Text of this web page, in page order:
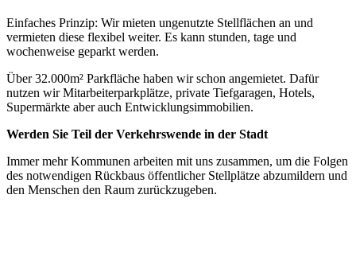
Einfaches Prinzip: Wir mieten ungenutzte Stellflächen an und
vermieten diese flexibel weiter. Es kann stunden, tage und
wochenweise geparkt werden.
Über 32.000m² Parkfläche haben wir schon angemietet. Dafür
nutzen wir Mitarbeiterparkplätze, private Tiefgaragen, Hotels,
Supermärkte aber auch Entwicklungsimmobilien.
Werden Sie Teil der Verkehrswende in der Stadt
Immer mehr Kommunen arbeiten mit uns zusammen, um die Folgen
des notwendigen Rückbaus öffentlicher Stellplätze abzumildern und
den Menschen den Raum zurückzugeben.